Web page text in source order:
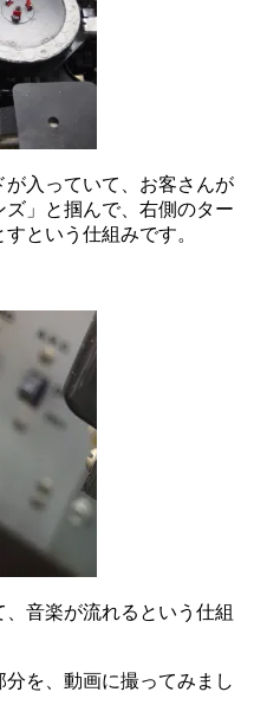
入っていて、お客さんが
」と掴んで、右側のター
という仕組みです。
音楽が流れるという仕組
を、動画に撮ってみまし